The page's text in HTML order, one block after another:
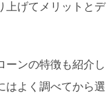
上げてメリットとデ
ーンの特徴も紹介し
はよく調べてから選